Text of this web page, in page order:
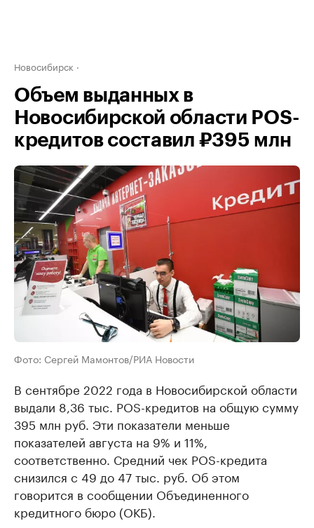
Новосибирск
Объем выданных в
Новосибирской области POS-
кредитов составил ₽395 млн
Фото: Сергей Мамонтов/РИА Новости
В сентябре 2022 года в Новосибирской области
выдали 8,36 тыс. POS-кредитов на общую сумму
395 млн руб. Эти показатели меньше
показателей августа на 9% и 11%,
соответственно. Средний чек POS-кредита
снизился с 49 до 47 тыс. руб. Об этом
говорится в сообщении Объединенного
кредитного бюро (ОКБ).